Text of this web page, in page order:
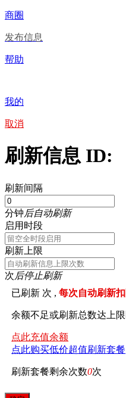
商圈
发布信息
帮助
我的
取消
刷新信息 ID:
刷新间隔
分钟后自动刷新
启用时段
刷新上限
次后停止刷新
已刷新 次 ,每次自动刷新
余额不足或刷新总数达上
点此充值余额
点此购买低价超值刷新套餐
刷新套餐剩余次数0次